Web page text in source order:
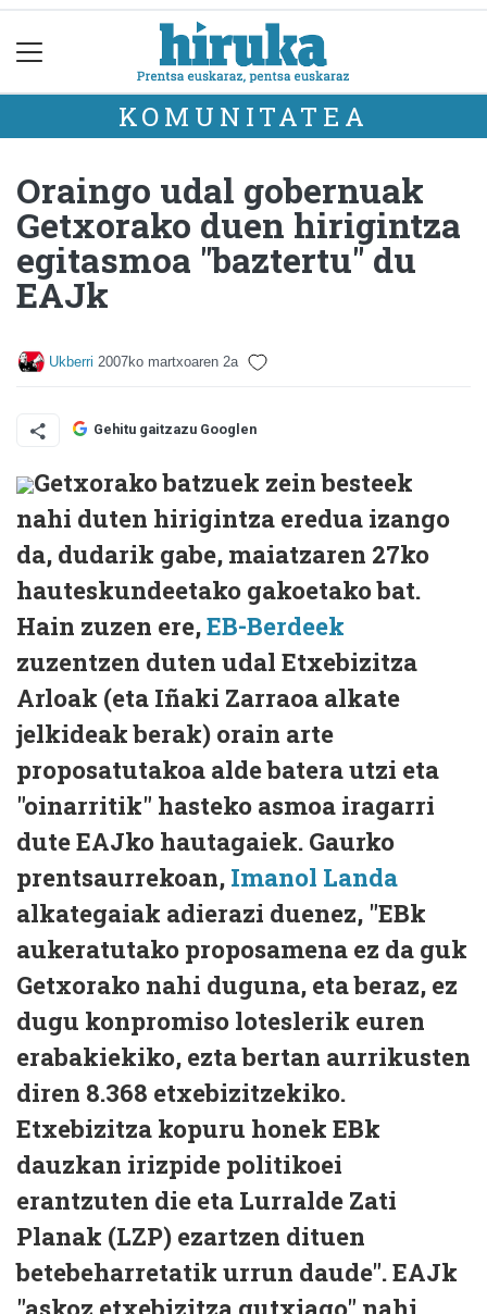
KOMUNITATEA
Oraingo udal gobernuak
Getxorako duen hirigintza
egitasmoa "baztertu" du
EAJk
Ukberri 2007ko martxoaren 2a
Gehitu gaitzazu Googlen
Getxorako batzuek zein besteek
nahi duten hirigintza eredua izango
da, dudarik gabe, maiatzaren 27ko
hauteskundeetako gakoetako bat.
Hain zuzen ere,EB-Berdeek
zuzentzen duten udal Etxebizitza
Arloak (eta Iñaki Zarraoa alkate
jelkideak berak) orain arte
proposatutakoa alde batera utzi eta
"oinarritik" hasteko asmoa iragarri
dute EAJko hautagaiek. Gaurko
prentsaurrekoan, Imanol Landa
alkategaiak adierazi duenez, "EBk
aukeratutako proposamena ez da guk
Getxorako nahi duguna, eta beraz, ez
dugu konpromiso loteslerik euren
erabakiekiko, ezta bertan aurrikusten
diren 8.368 etxebizitzekiko.
Etxebizitza kopuru honek EBk
dauzkan irizpide politikoei
erantzuten die eta Lurralde Zati
Planak (LZP) ezartzen dituen
betebeharretatik urrun daude". EAJk
"askoz etxebizitza gutxiago" nahi